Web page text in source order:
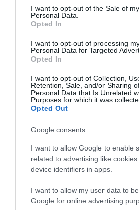
consent section.
I want to opt-out of the Sale of my
Personal Data.
Opted In
I want to opt-out of processing
Personal Data for Targeted
Opted In
I want to opt-out of Collection,
Retention, Sale, and/or Sharing
Personal Data that Is Unrelated
Purposes for which it was
Opted Out
Google consents
I want to allow Google to enable
related to advertising like
device identifiers in apps.
I want to allow my user data to
Google for online advertising
HASONLÓ ÉRDEKESSÉGEK
EGY ELSÜLLYEDT HAJÓ
TEXTILJEI ÚJRA ÖSSZEÁLLTAK:
TENGERT
2026-06-29
NEM
2026-